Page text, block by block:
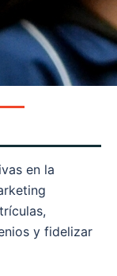
en la
y fidelizar